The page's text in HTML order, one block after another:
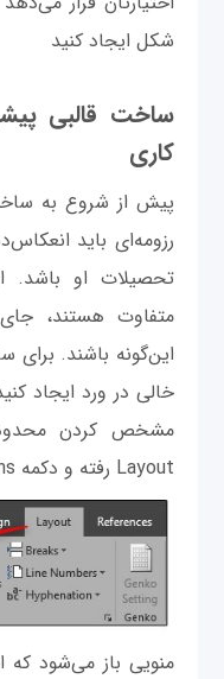
شکل ایجاد کنید
ساخت قالبی
کاری
پیش از شروع به
رزومه‌ای باید
تحصیلات او باشد.
متفاوت هستند،
این‌گونه باشند.
خالی در ورد ایجاد
مشخص کردن
Layout رفته و دکمه Margins را کلیک کنید.
منویی باز می‌شود